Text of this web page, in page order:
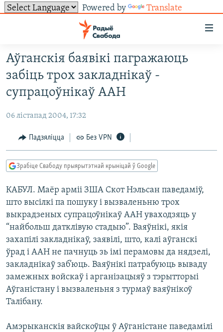
Powered by Translate
ўнівэрсальнага
доступу
Перайсьці
да
галоўнага
Перайсьці
галоўнай
Перайсьці
пошуку
НАВІНЫ
ВІДЭА І ФОТА
ЛЮДЗІ
ПАЛІТЫКА
ВАЙНА
БЕЛАРУСЫ НА ВАЙНЕ
КУЛЬТУРА
ТОЛЬКІ НА СВАБОДЗЕ
ТЭСТЫ
БЛОГІ
ГІСТОРЫЯ НА СВАБОДЗЕ
КНІГІ
АЎДЫЁКНІГІ
МОВА
НА ХВАЛЯХ СВАБОДЫ
СУВЯЗЬ
АБЫСЬЦІ БЛЯКАВАНЬНЕ
ПАДЗЯЛІЦЦА ІНФАРМАЦЫЯЙ
ПАДПІСАЦЦА
RSS
FACEBOOK
TWITTER
Усе сайты РС/РСЭ
Аўганскія баявікі пагражаюць
забіць трох закладнікаў -
супрацоўнікаў ААН
06 лістапад 2004, 17:32
Падзяліцца Без VPN
Зрабіце Свабоду прыярытэтнай крыніцай ў Google
КАБУЛ. Маёр арміі ЗША Скот Нэльсан паведаміў,
што высілкі па пошуку і вызваленьню трох
выкрадзеных супрацоўнікаў ААН уваходзяць у
“найбольш датклівую стадыю”. Ваяўнікі, якія
захапілі закладнікаў, заявілі, што, калі аўганскі
ўрад і ААН не пачнуць зь імі перамовы да нядзелі,
закладнікаў заб’юць. Ваяўнікі патрабуюць вываду
замежных войскаў і арганізацыяў з тэрытторыі
Аўганістану і вызваленьня з турмаў ваяўнікоў
Талібану.
Амэрыканскія вайскоўцы ў Аўганістане паведамілі